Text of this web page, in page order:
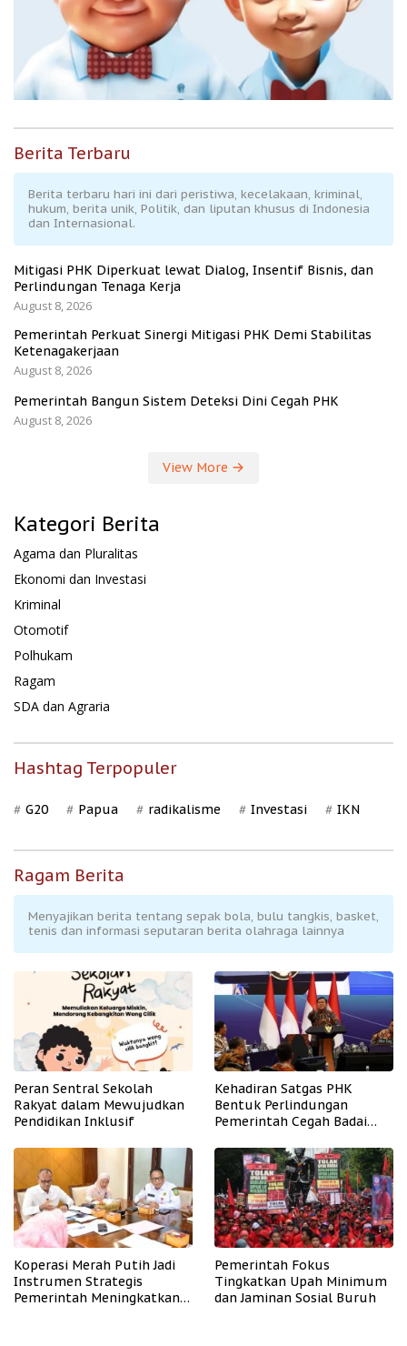
Berita Terbaru
Berita terbaru hari ini dari peristiwa, kecelakaan, kriminal,
hukum, berita unik, Politik, dan liputan khusus di Indonesia
dan Internasional.
Mitigasi PHK Diperkuat lewat Dialog, Insentif Bisnis, dan
Perlindungan Tenaga Kerja
August 8, 2026
Pemerintah Perkuat Sinergi Mitigasi PHK Demi Stabilitas
Ketenagakerjaan
August 8, 2026
Pemerintah Bangun Sistem Deteksi Dini Cegah PHK
August 8, 2026
View More
Kategori Berita
Agama dan Pluralitas
Ekonomi dan Investasi
Kriminal
Otomotif
Polhukam
Ragam
SDA dan Agraria
Hashtag Terpopuler
G20 Papua radikalisme Investasi IKN
Ragam Berita
Menyajikan berita tentang sepak bola, bulu tangkis, basket,
tenis dan informasi seputaran berita olahraga lainnya
Peran Sentral Sekolah
Rakyat dalam Mewujudkan
Pendidikan Inklusif
Kehadiran Satgas PHK
Bentuk Perlindungan
Pemerintah Cegah Badai
Koperasi Merah Putih Jadi
Instrumen Strategis
Pemerintah Meningkatkan
Pemerintah Fokus
Tingkatkan Upah Minimum
dan Jaminan Sosial Buruh